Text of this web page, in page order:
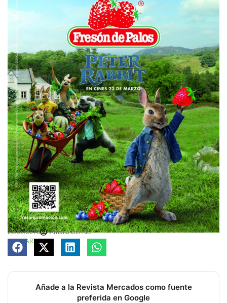
26/03/2018
Amalia Del Río
COMPARTE
Añade a la Revista Mercados como fuente
preferida en Google